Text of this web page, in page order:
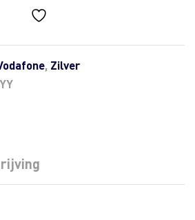
, Zilver